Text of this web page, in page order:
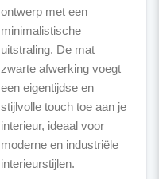
ontwerp met een
minimalistische
uitstraling. De mat
zwarte afwerking voegt
een eigentijdse en
stijlvolle touch toe aan je
interieur, ideaal voor
moderne en industriële
interieurstijlen.